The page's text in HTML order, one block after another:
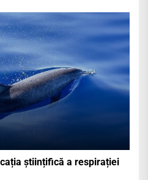
științifică a respirației